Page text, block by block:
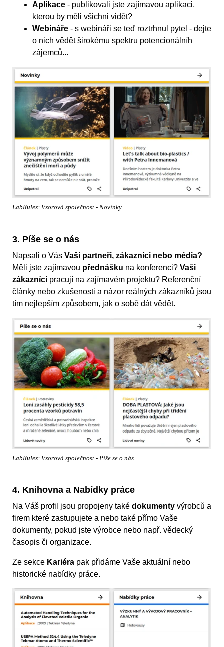
Aplikace - publikovali jste zajímavou aplikaci,
kterou by měli všichni vidět?
Webináře - s webináři se teď roztrhnul pytel - dejte
o nich vědět širokému spektru potencionálníh
zájemců...
LabRulez: Vzorová společnost - Novinky
3. Píše se o nás
Napsali o Vás Vaši partneři, zákazníci nebo média?
Měli jste zajímavou přednášku na konferenci? Vaši
zákazníci pracují na zajímavém projektu? Referenční
články nebo zkušenosti a názor reálných zákazníků jsou
tím nejlepším způsobem, jak o sobě dát vědět.
LabRulez: Vzorová společnost - Píše se o nás
4. Knihovna a Nabídky práce
Na Váš profil jsou propojeny také dokumenty výrobců a
firem které zastupujete a nebo také přímo Vaše
dokumenty, pokud jste výrobce nebo např. vědecký
časopis či organizace.
Ze sekce Kariéra pak přidáme Vaše aktuální nebo
historické nabídky práce.